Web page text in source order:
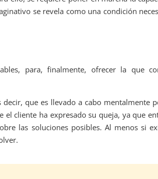
se revela como una condición
para, finalmente, ofrecer la que
que es llevado a cabo mentalmente
cliente ha expresado su queja, ya que
las soluciones posibles. Al menos si